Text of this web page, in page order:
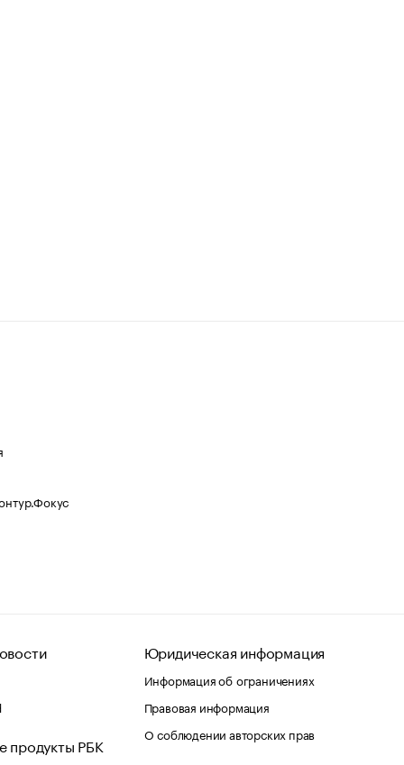
продукты РБК
Юридическая информация
Информация об ограничениях
Правовая информация
О соблюдении авторских прав